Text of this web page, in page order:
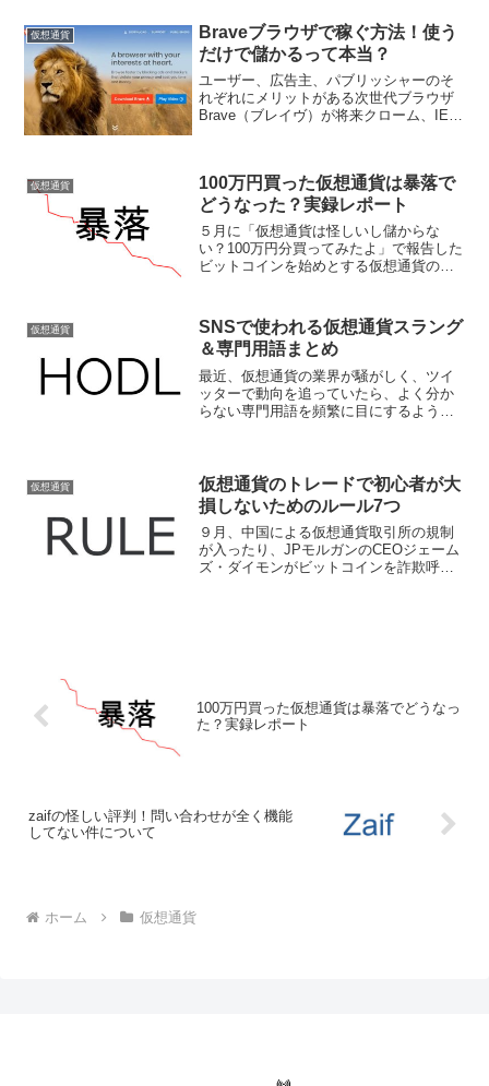
仮想通貨
Braveブラウザで稼ぐ方法！使う
だけで儲かるって本当？
ユーザー、広告主、パブリッシャーのそ
れぞれにメリットがある次世代ブラウザ
Brave（ブレイヴ）が将来クローム、IE、
イズする方...
仮想通貨
100万円買った仮想通貨は暴落で
どうなった？実録レポート
５月に「仮想通貨は怪しいし儲からな
い？100万円分買ってみたよ」で報告した
ビットコインを始めとする仮想通貨の損
トしたいと思います。
仮想通貨
SNSで使われる仮想通貨スラング
＆専門用語まとめ
最近、仮想通貨の業界が騒がしく、ツイ
ッターで動向を追っていたら、よく分か
らない専門用語を頻繁に目にするように
仮想通貨
仮想通貨のトレードで初心者が大
損しないためのルール7つ
９月、中国による仮想通貨取引所の規制
が入ったり、JPモルガンのCEOジェーム
ズ・ダイモンがビットコインを詐欺呼ば
100万円買った仮想通貨は暴落でどうなっ
た？実録レポート
zaifの怪しい評判！問い合わせが全く機能
してない件について
ホーム 仮想通貨